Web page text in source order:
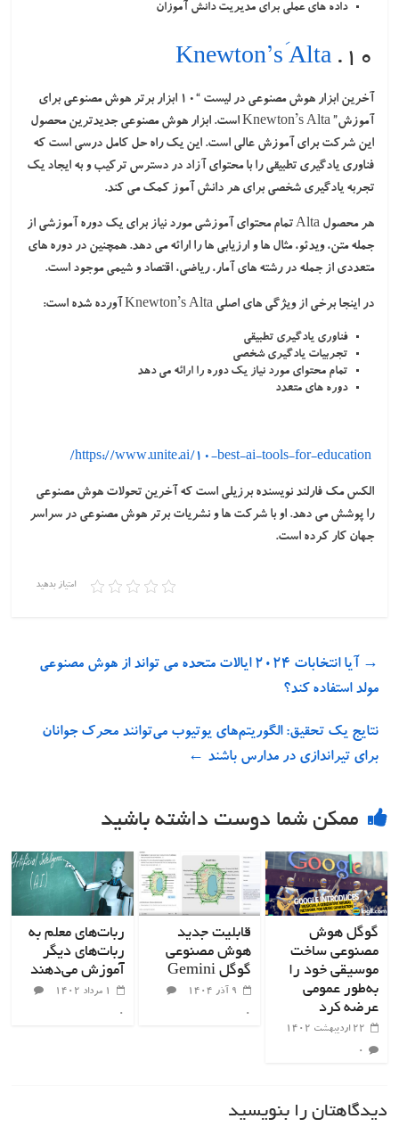
داده های عملی برای مدیریت دانش آموزان
۱۰. Knewton’s َAlta
آخرین ابزار هوش مصنوعی در لیست “10 ابزار برتر هوش مصنوعی برای
آموزش” Knewton’s Alta است. ابزار هوش مصنوعی جدیدترین محصول
این شرکت برای آموزش عالی است. این یک راه حل کامل درسی است که
فناوری یادگیری تطبیقی ​​را با محتوای آزاد در دسترس ترکیب و به ایجاد یک
تجربه یادگیری شخصی برای هر دانش آموز کمک می کند.
هر محصول Alta تمام محتوای آموزشی مورد نیاز برای یک دوره آموزشی از
جمله متن، ویدئو، مثال ها و ارزیابی ها را ارائه می دهد. همچنین در دوره های
متعددی از جمله در رشته های آمار، ریاضی، اقتصاد و شیمی موجود است.
در اینجا برخی از ویژگی های اصلی Knewton’s Alta آورده شده است:
فناوری یادگیری تطبیقی
تجربیات یادگیری شخصی
تمام محتوای مورد نیاز یک دوره را ارائه می دهد
دوره های متعدد
https://www.unite.ai/10-best-ai-tools-for-education/
الکس مک فارلند نویسنده برزیلی است که آخرین تحولات هوش مصنوعی
را پوشش می دهد. او با شرکت ها و نشریات برتر هوش مصنوعی در سراسر
جهان کار کرده است.
امتیاز بدهید
→
آیا انتخابات ۲۰۲۴ ایالات متحده می تواند از هوش مصنوعی
مولد استفاده کند؟
نتایج یک تحقیق: الگوریتم‌های یوتیوب می‌توانند محرک جوانان
برای تیراندازی در مدارس باشند ←
ممکن شما دوست داشته باشید
گوگل هوش
مصنوعی ساخت
موسیقی خود را
به‌طور عمومی
عرضه کرد
۲۲ اردیبهشت ۱۴۰۲
۰
قابلیت جدید
هوش مصنوعی
گوگل Gemini
۹ آذر ۱۴۰۴
۰
ربات‌های معلم به
ربات‌های دیگر
آموزش می‌دهند
۱ مرداد ۱۴۰۲
۰
دیدگاهتان را بنویسید